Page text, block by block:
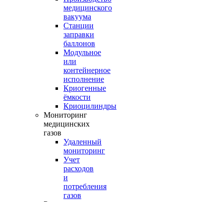
медицинского
вакуума
Станции
заправки
баллонов
Модульное
или
контейнерное
исполнение
Криогенные
ёмкости
Криоцилиндры
Мониторинг
медицинских
газов
Удаленный
мониторинг
Учет
расходов
и
потребления
газов